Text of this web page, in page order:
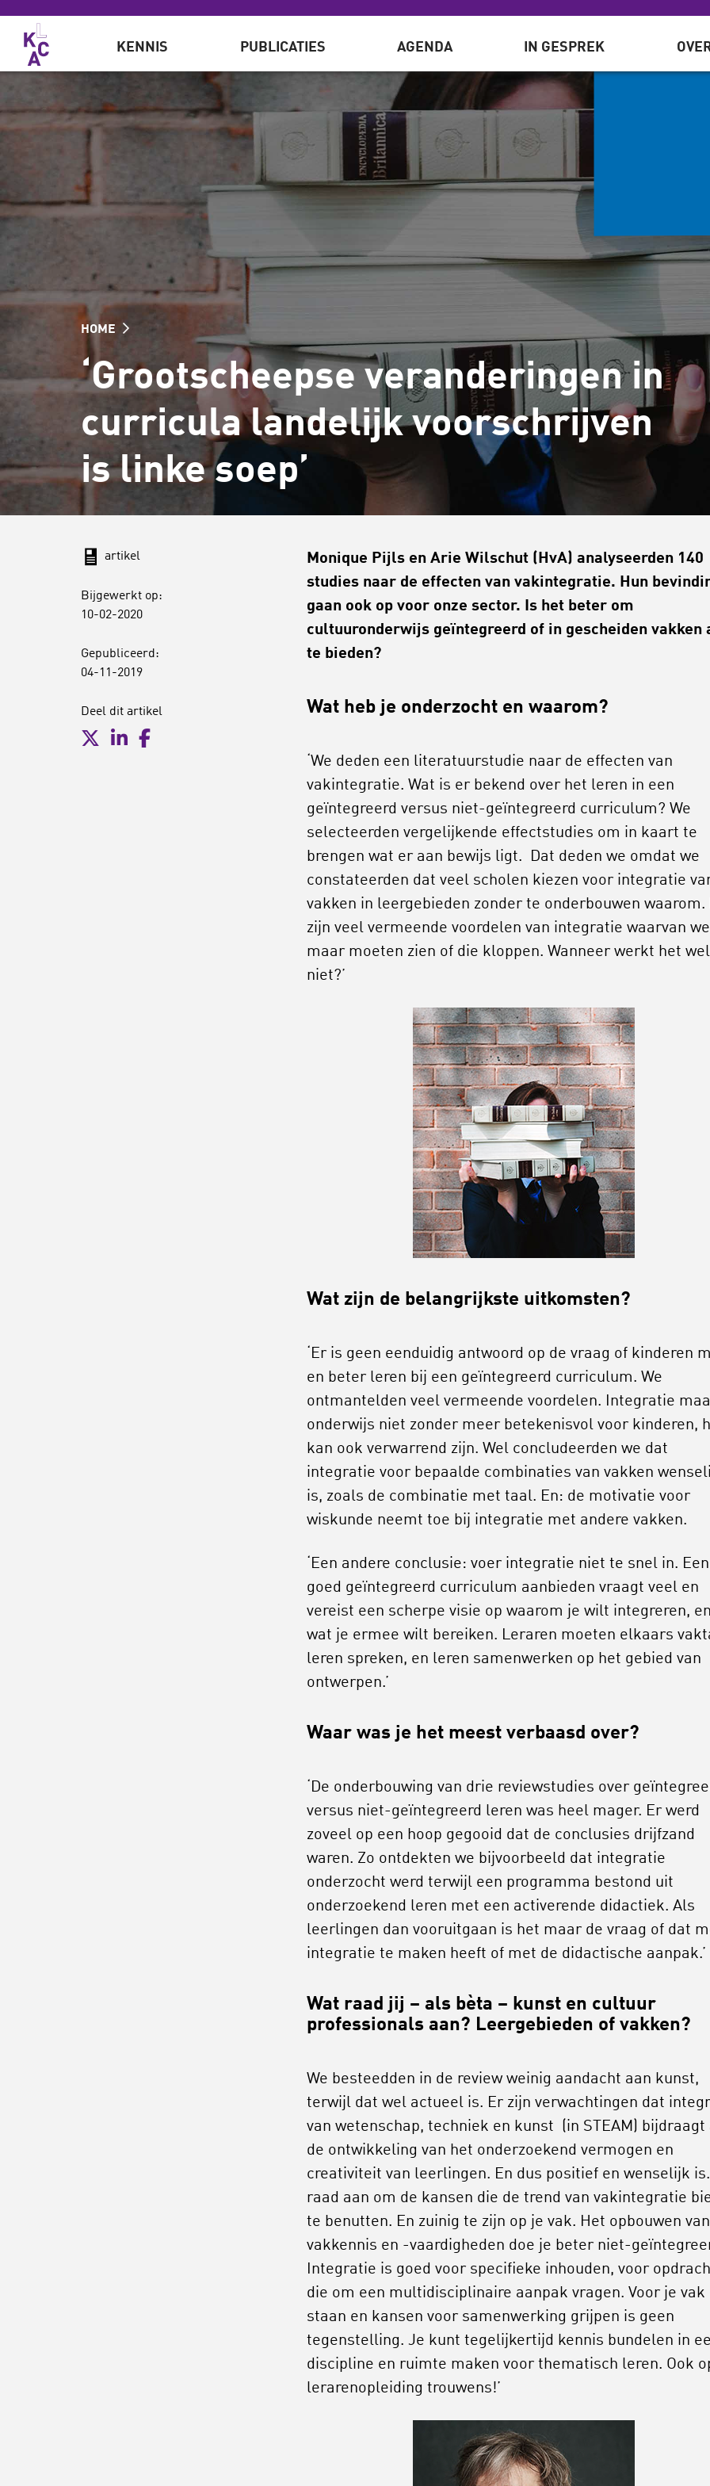
Overslaan en naar de inhoud gaan
KENNIS PUBLICATIES AGENDA IN GESPREK
HOME
‘Grootscheepse veranderingen in
curricula landelijk voorschrijven
is linke soep’
artikel
Bijgewerkt op:
10-02-2020
Gepubliceerd:
04-11-2019
Deel dit artikel
Monique Pijls en Arie Wilschut (HvA) analyseerden 140
studies naar de effecten van vakintegratie. Hun
gaan ook op voor onze sector. Is het beter om
cultuuronderwijs geïntegreerd of in gescheiden vakken
te bieden?
Wat heb je onderzocht en waarom?
‘We deden een literatuurstudie naar de effecten van
vakintegratie. Wat is er bekend over het leren in een
geïntegreerd versus niet-geïntegreerd curriculum? We
selecteerden vergelijkende effectstudies om in kaart te
brengen wat er aan bewijs ligt. Dat deden we omdat we
constateerden dat veel scholen kiezen voor integratie
vakken in leergebieden zonder te onderbouwen waarom.
zijn veel vermeende voordelen van integratie waarvan
maar moeten zien of die kloppen. Wanneer werkt het
niet?’
Wat zijn de belangrijkste uitkomsten?
‘Er is geen eenduidig antwoord op de vraag of kinderen
en beter leren bij een geïntegreerd curriculum. We
ontmantelden veel vermeende voordelen. Integratie
onderwijs niet zonder meer betekenisvol voor kinderen,
kan ook verwarrend zijn. Wel concludeerden we dat
integratie voor bepaalde combinaties van vakken
is, zoals de combinatie met taal. En: de motivatie voor
wiskunde neemt toe bij integratie met andere vakken.
‘Een andere conclusie: voer integratie niet te snel in. Een
goed geïntegreerd curriculum aanbieden vraagt veel en
vereist een scherpe visie op waarom je wilt integreren, en
wat je ermee wilt bereiken. Leraren moeten elkaars
leren spreken, en leren samenwerken op het gebied van
ontwerpen.’
Waar was je het meest verbaasd over?
‘De onderbouwing van drie reviewstudies over
versus niet-geïntegreerd leren was heel mager. Er werd
zoveel op een hoop gegooid dat de conclusies drijfzand
waren. Zo ontdekten we bijvoorbeeld dat integratie
onderzocht werd terwijl een programma bestond uit
onderzoekend leren met een activerende didactiek. Als
leerlingen dan vooruitgaan is het maar de vraag of dat
integratie te maken heeft of met de didactische aanpak.’
Wat raad jij – als bèta – kunst en cultuur
professionals aan? Leergebieden of vakken?
We besteedden in de review weinig aandacht aan kunst,
terwijl dat wel actueel is. Er zijn verwachtingen dat
van wetenschap, techniek en kunst (in STEAM) bijdraagt
de ontwikkeling van het onderzoekend vermogen en
creativiteit van leerlingen. En dus positief en wenselijk
raad aan om de kansen die de trend van vakintegratie
te benutten. En zuinig te zijn op je vak. Het opbouwen van
vakkennis en -vaardigheden doe je beter niet-
Integratie is goed voor specifieke inhouden, voor
die om een multidisciplinaire aanpak vragen. Voor je vak
staan en kansen voor samenwerking grijpen is geen
tegenstelling. Je kunt tegelijkertijd kennis bundelen in
discipline en ruimte maken voor thematisch leren. Ook
lerarenopleiding trouwens!’